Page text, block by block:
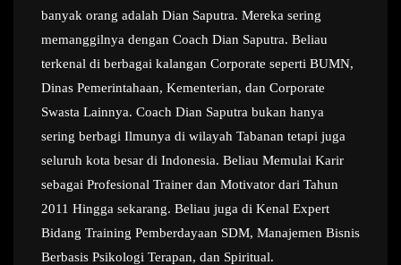
banyak orang adalah Dian Saputra. Mereka sering
memanggilnya dengan Coach Dian Saputra. Beliau
terkenal di berbagai kalangan Corporate seperti BUMN,
Dinas Pemerintahaan, Kementerian, dan Corporate
Swasta Lainnya. Coach Dian Saputra bukan hanya
sering berbagi Ilmunya di wilayah Tabanan tetapi juga
seluruh kota besar di Indonesia. Beliau Memulai Karir
sebagai Profesional Trainer dan Motivator dari Tahun
2011 Hingga sekarang. Beliau juga di Kenal Expert
Bidang Training Pemberdayaan SDM, Manajemen Bisnis
Berbasis Psikologi Terapan, dan Spiritual.